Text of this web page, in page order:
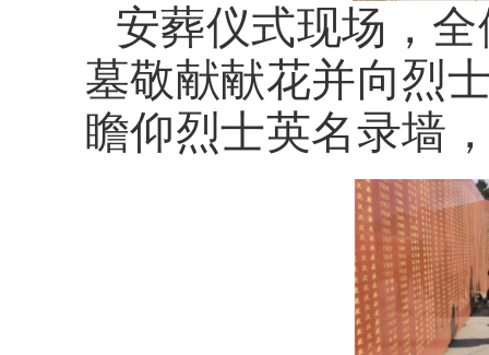
安葬仪式现场，
墓敬献献花并向烈
瞻仰烈士英名录墙